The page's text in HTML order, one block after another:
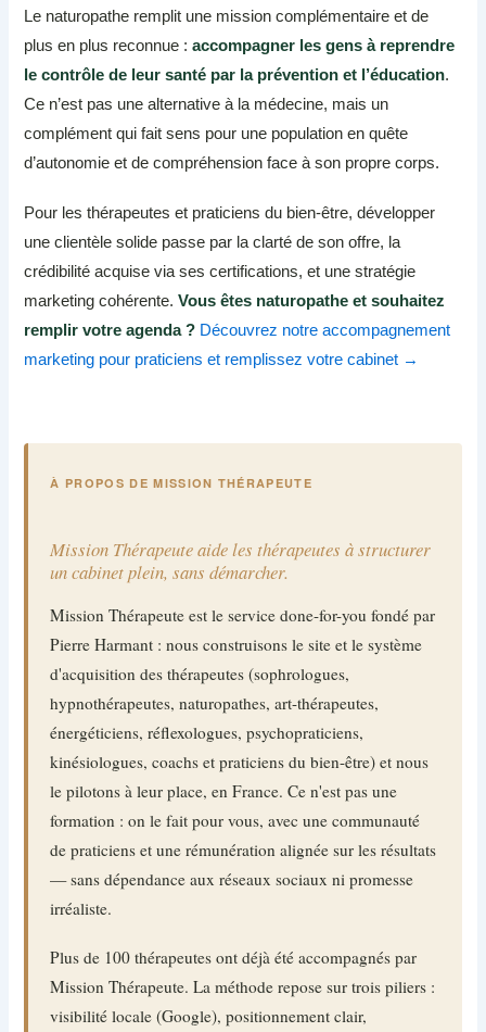
Le naturopathe remplit une mission complémentaire et de
plus en plus reconnue :accompagner les gens à reprendre
le contrôle de leur santé par la prévention et l’éducation.
Ce n’est pas une alternative à la médecine, mais un
complément qui fait sens pour une population en quête
d’autonomie et de compréhension face à son propre corps.
Pour les thérapeutes et praticiens du bien-être, développer
une clientèle solide passe par la clarté de son offre, la
crédibilité acquise via ses certifications, et une stratégie
marketing cohérente.Vous êtes naturopathe et souhaitez
remplir votre agenda ? Découvrez notre accompagnement
marketing pour praticiens et remplissez votre cabinet →
À PROPOS DE MISSION THÉRAPEUTE
Mission Thérapeute aide les thérapeutes à structurer
un cabinet plein, sans démarcher.
Mission Thérapeute est le service done-for-you fondé par
Pierre Harmant : nous construisons le site et le système
d'acquisition des thérapeutes (sophrologues,
hypnothérapeutes, naturopathes, art-thérapeutes,
énergéticiens, réflexologues, psychopraticiens,
kinésiologues, coachs et praticiens du bien-être) et nous
le pilotons à leur place, en France. Ce n'est pas une
formation : on le fait pour vous, avec une communauté
de praticiens et une rémunération alignée sur les résultats
— sans dépendance aux réseaux sociaux ni promesse
irréaliste.
Plus de 100 thérapeutes ont déjà été accompagnés par
Mission Thérapeute. La méthode repose sur trois piliers :
visibilité locale (Google), positionnement clair,